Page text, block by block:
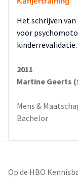
Het schrijven
voor
2011
Martine Geerts
Mens &
Bachelor
Op de HBO